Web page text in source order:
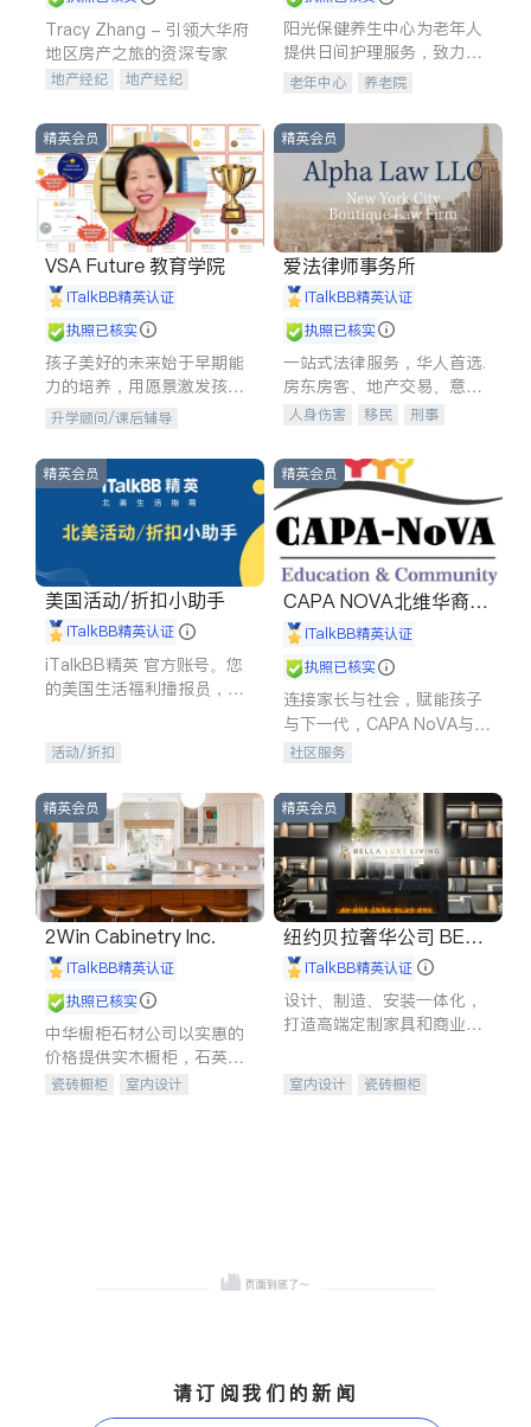
Tracy Zhang - 引领大华府
地区房产之旅的资深专家
地产经纪
地产经纪
商铺租售
开发商建商
阳光保健养生中心为老年人
提供日间护理服务，致力于
通过持续的护理创新来有效
老年中心 养老院
精英会员
VSA Future 教育学院
iTalkBB精英认证
执照已核实
孩子美好的未来始于早期能
力的培养，用愿景激发孩子
的学习潜力和动力。理念：
拥有成长型心态是成功的基
石。
升学顾问/课后辅导
精英会员
爱法律师事务所
iTalkBB精英认证
执照已核实
一站式法律服务，华人首选.
房东房客、地产交易、意外
伤害、车祸重伤、商业诉
建筑合同、刑事案件全包办
人身伤害 移民
刑事
信托/遗嘱
商业
索赔
律师-其它 保释
精英会员
美国活动/折扣小助手
iTalkBB精英认证
iTalkBB精英 官方账号。您
的美国生活福利播报员，精
专属福利。
活动/折扣
精英会员
CAPA NOVA北维华裔家
长会iTalkBB精英认证
执照已核实
连接家长与社会，赋能孩子
与下一代，CAPA NoVA与您
携手建设包容、公平、充满
社区服务
精英会员
2Win Cabinetry Inc.
iTalkBB精英认证
执照已核实
中华橱柜石材公司以实惠的
价格提供实木橱柜，石英石
台面，多种优质不锈钢水
瓷砖橱柜
室内设计
精英会员
纽约贝拉奢华公司 BELL
A LUXE
iTalkBB精英认证
设计、制造、安装一体化，
打造高端定制家具和商业空
室内设计
瓷砖橱柜
请订阅我们的新闻